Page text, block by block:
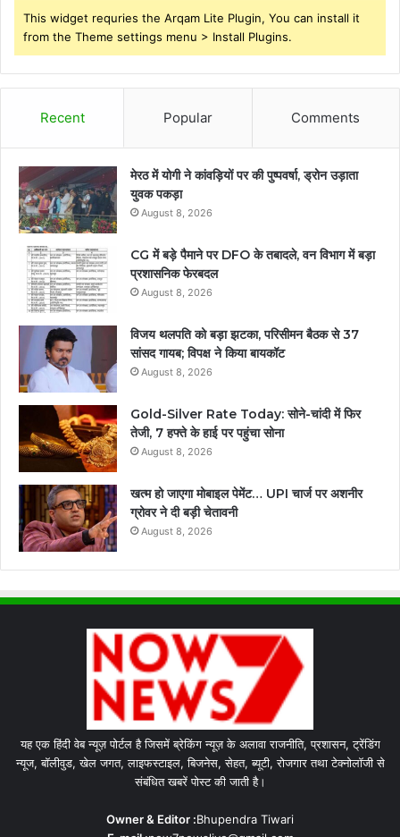
This widget requries the Arqam Lite Plugin, You can install it
from the Theme settings menu > Install Plugins.
Recent Popular Comments
मेरठ में योगी ने कांवड़ियों पर की पुष्पवर्षा, ड्रोन उड़ाता
युवक पकड़ा
August 8, 2026
CG में बड़े पैमाने पर DFO के तबादले, वन विभाग में बड़ा
प्रशासनिक फेरबदल
August 8, 2026
विजय थलपति को बड़ा झटका, परिसीमन बैठक से 37
सांसद गायब; विपक्ष ने किया बायकॉट
August 8, 2026
Gold-Silver Rate Today: सोने-चांदी में फिर
तेजी, 7 हफ्ते के हाई पर पहुंचा सोना
August 8, 2026
खत्म हो जाएगा मोबाइल पेमेंट… UPI चार्ज पर अशनीर
ग्रोवर ने दी बड़ी चेतावनी
August 8, 2026
यह एक हिंदी वेब न्यूज़ पोर्टल है जिसमें ब्रेकिंग न्यूज़ के अलावा राजनीति, प्रशासन, ट्रेंडिंग
न्यूज, बॉलीवुड, खेल जगत, लाइफस्टाइल, बिजनेस, सेहत, ब्यूटी, रोजगार तथा टेक्नोलॉजी से
संबंधित खबरें पोस्ट की जाती है।
Owner & Editor :Bhupendra Tiwari